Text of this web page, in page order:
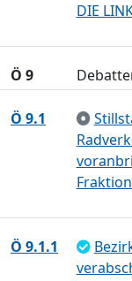
DIE
Ö 9
Ö 9.1
Ö 9.1.1